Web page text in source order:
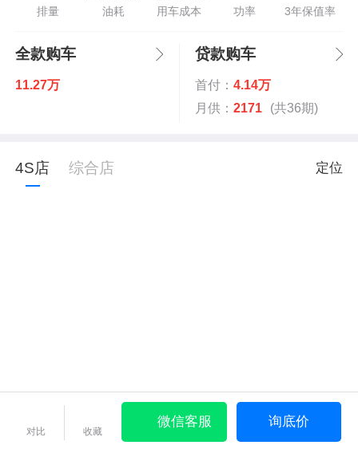
排量 油耗 用车成本 功率 3年保值率
全款购车
11.27万
贷款购车
首付： 4.14万
月供： 2171 (共36期)
4S店 综合店 定位
对比 收藏
微信客服 询底价